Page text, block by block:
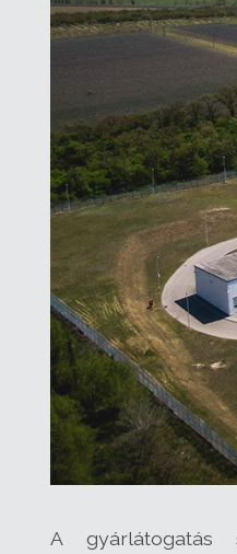
A gyárlátogatás